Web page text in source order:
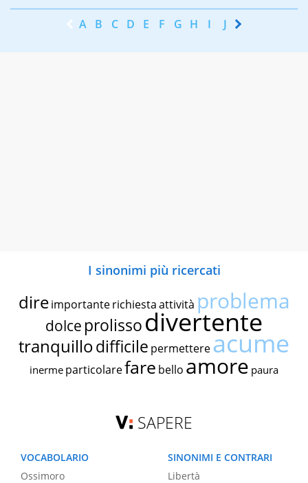
A B C D E F G H I J K
I sinonimi più ricercati
dire importante richiestaattività problema
dolce prolissodivertente
tranquillodifficile permettereacume
inerme particolarefare bello amore paura
SAPERE
VOCABOLARIO
Ossimoro
SINONIMI E CONTRARI
Libertà